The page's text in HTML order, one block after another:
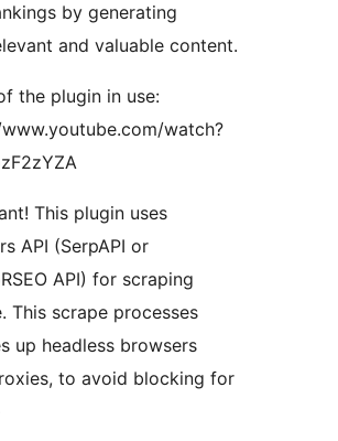
by generating
and valuable content.
the plugin in use:
watch?
This plugin uses
or
API) for scraping
This scrape processes
up headless browsers
to avoid blocking for